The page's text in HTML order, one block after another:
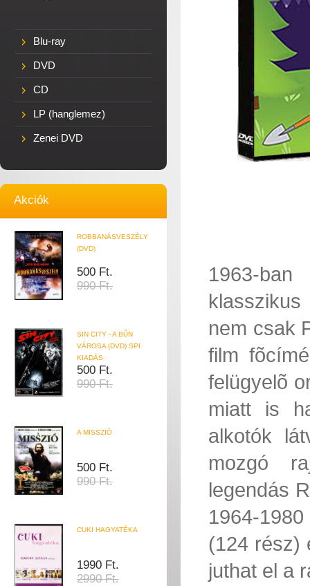
Blu-ray
DVD
CD
LP (hanglemez)
Zenei DVD
Akciók
ROBBANÁSVESZÉLY
(DVD)
500 Ft.
990 Ft.
SIN CITY - A BŰN
VÁROSA (DVD) SPI
KIADÁS
500 Ft.
990 Ft.
A MISSZIÓ
500 Ft.
990 Ft.
CUKI HAGYATÉKA
1990 Ft.
2990 Ft.
1963-
nem csak
film
felügyelõ
miatt is
alkotók
mozgó
legendás
1964-
(124 rész)
juthat el a